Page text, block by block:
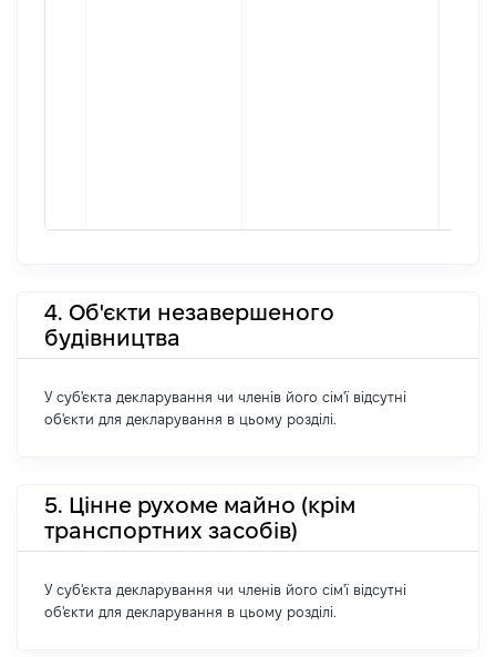
4. Об'єкти незавершеного
будівництва
У суб'єкта декларування чи членів його сім'ї відсутні
об'єкти для декларування в цьому розділі.
5. Цінне рухоме майно (крім
транспортних засобів)
У суб'єкта декларування чи членів його сім'ї відсутні
об'єкти для декларування в цьому розділі.